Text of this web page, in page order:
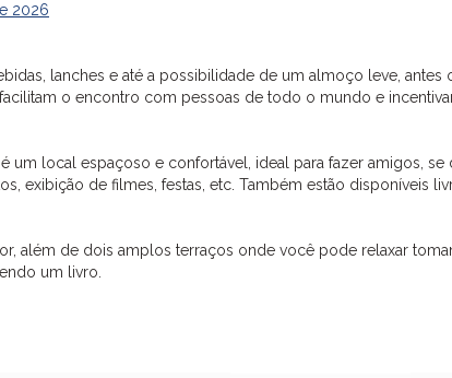
2026
lanches e até a possibilidade de um almoço leve, antes
o encontro com pessoas de todo o mundo e
um local espaçoso e confortável, ideal para fazer amigos, se
exibição de filmes, festas, etc. Também estão disponíveis
além de dois amplos terraços onde você pode relaxar
um livro.